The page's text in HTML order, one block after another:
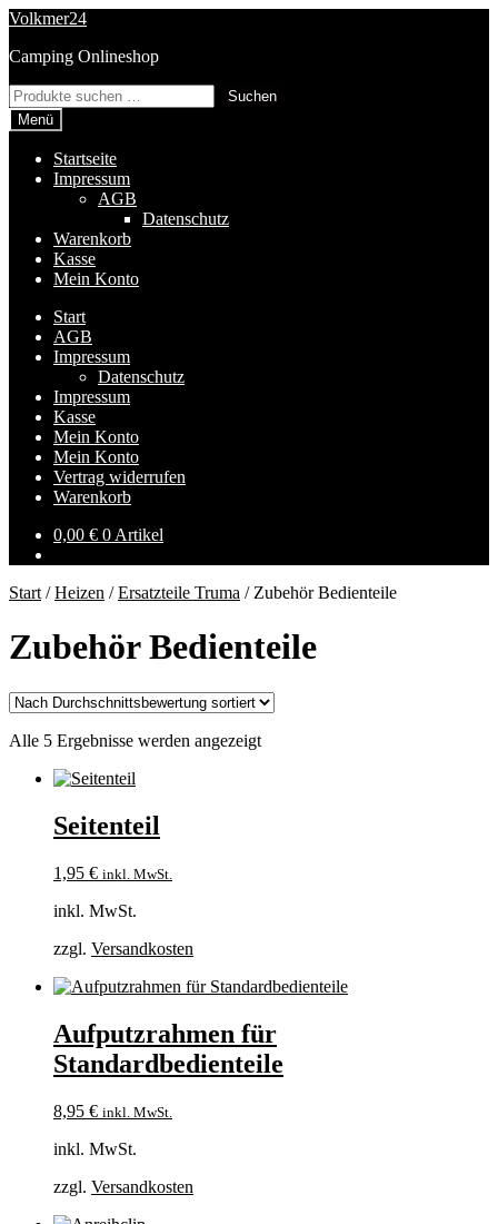
Zur
springen
Zum
springen
Volkmer24
Camping Onlineshop
Suchen
nach:
Suchen
Menü
Startseite
Impressum
AGB
Datenschutz
Warenkorb
Kasse
Mein Konto
Start
AGB
Impressum
Datenschutz
Impressum
Kasse
Mein Konto
Mein Konto
Vertrag widerrufen
Warenkorb
0,00 € 0 Artikel
Start /Heizen /Ersatzteile Truma / Zubehör Bedienteile
Zubehör Bedienteile
Alle 5 Ergebnisse werden angezeigtNach
Seitenteil
1,95 € inkl. MwSt.
inkl. MwSt.
zzgl. Versandkosten
Aufputzrahmen für
Standardbedienteile
8,95 € inkl. MwSt.
inkl. MwSt.
zzgl. Versandkosten